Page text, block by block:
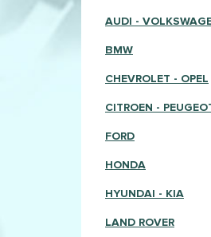
AUDI -
BMW
CHEVROLET - OPEL
CITROEN -
FORD
HONDA
HYUNDAI - KIA
LAND ROVER